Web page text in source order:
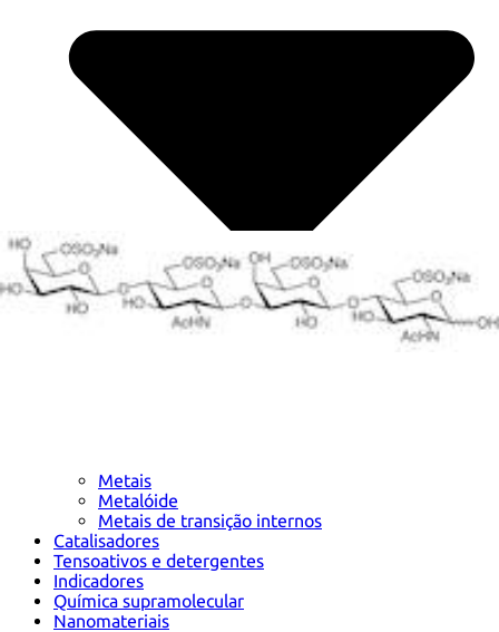
Metais
Metalóide
Metais de transição internos
Catalisadores
Tensoativos e detergentes
Indicadores
Química supramolecular
Nanomateriais